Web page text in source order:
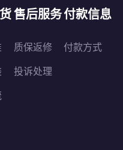
售后服务
质保返修
投诉处理
付款信息
付款方式